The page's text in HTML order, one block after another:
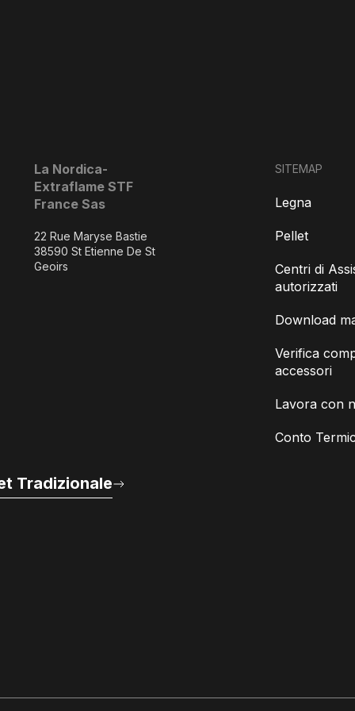
La Nordica-
Extraflame STF
France Sas
22 Rue Maryse Bastie
38590 St Etienne De St
Geoirs
Tradizionale
SITEMAP
Legna
Pellet
Centri di
autorizzati
Download
Verifica
accessori
Lavora con
Conto